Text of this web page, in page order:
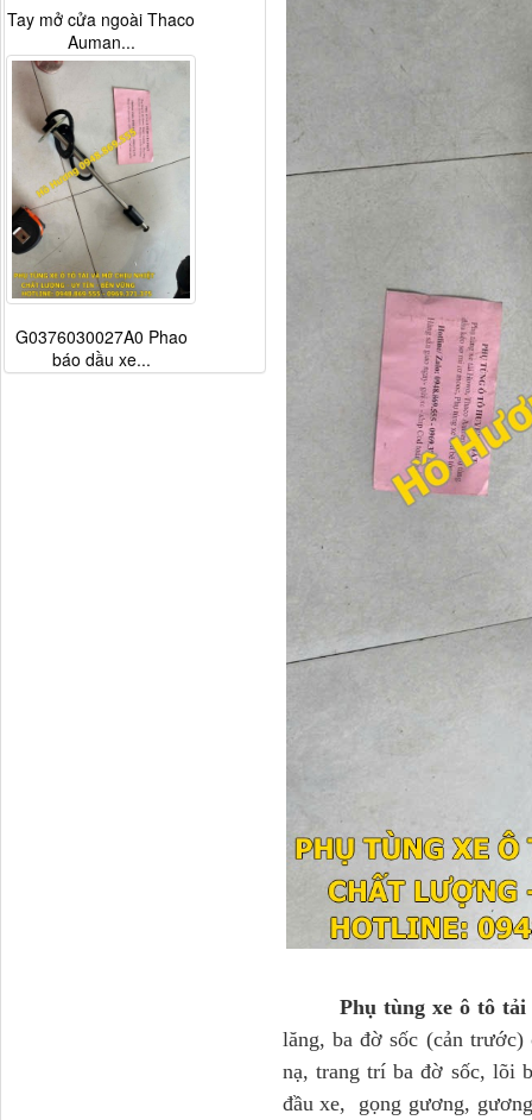
Phụ tùng xe ô tô tải
lăng, ba đờ sốc (cản
nạ, trang trí ba đờ sốc, lõi
đầu xe, gọng gương,
Tay mở cửa ngoài Thaco
Auman...
G0376030027A0 Phao
báo dầu xe...